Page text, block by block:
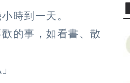
時到一天。
的事，如看書、散